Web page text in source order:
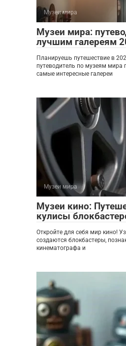
Музеи мира
Музеи мира:
лучшим галереям
Планируешь путешествие в
путеводитель по музеям мира
самые интересные галереи
Музеи мира
Музеи кино:
кулисы
Откройте для себя мир кино!
создаются блокбастеры,
кинематографа и